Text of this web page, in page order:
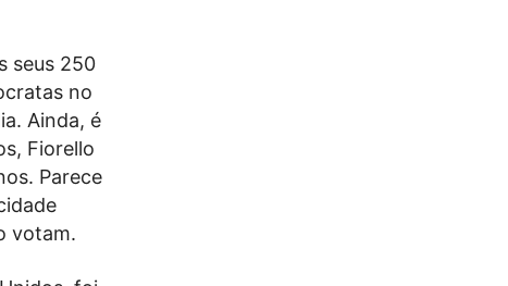
seus 250
no
Ainda, é
Fiorello
Parece
votam.